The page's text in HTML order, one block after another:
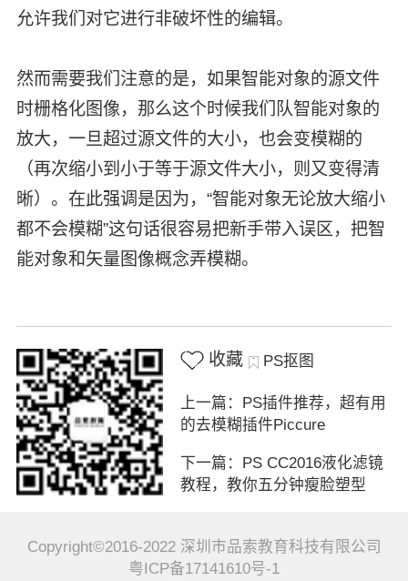
允许我们对它进行非破坏性的编辑。
然而需要我们注意的是，如果智能对象的源文件
时栅格化图像，那么这个时候我们队智能对象的
放大，一旦超过源文件的大小，也会变模糊的
（再次缩小到小于等于源文件大小，则又变得清
晰）。在此强调是因为，“智能对象无论放大缩小
都不会模糊”这句话很容易把新手带入误区，把智
能对象和矢量图像概念弄模糊。
收藏 PS抠图
上一篇：PS插件推荐，超有用
的去模糊插件Piccure
下一篇：PS CC2016液化滤镜
教程，教你五分钟瘦脸塑型
Copyright©2016-2022 深圳市品索教育科技有限公司
粤ICP备17141610号-1